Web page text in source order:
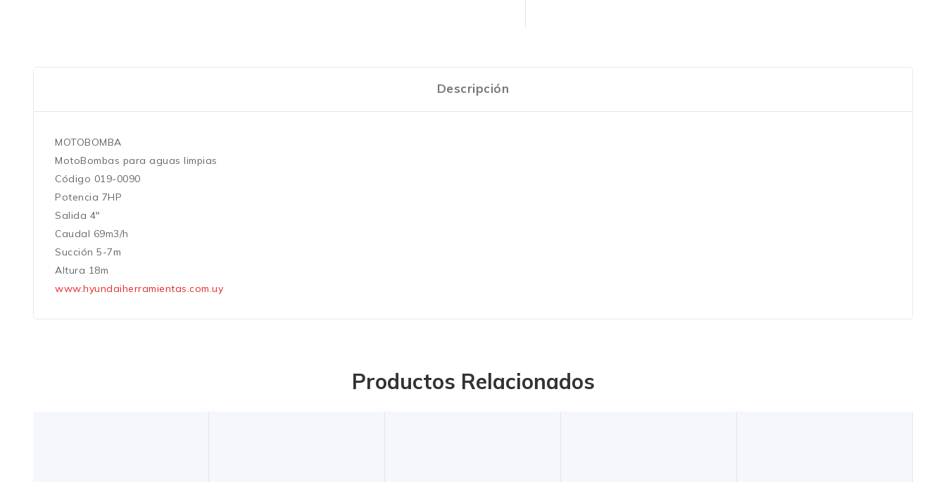
Descripción
MOTOBOMBA
MotoBombas para aguas limpias
Código 019-0090
Potencia 7HP
Salida 4″
Caudal 69m3/h
Succión 5-7m
Altura 18m
www.hyundaiherramientas.com.uy
Productos Relacionados